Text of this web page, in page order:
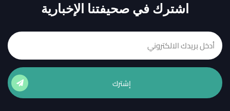
اشترك في صحيفتنا الإخبارية
إشترك